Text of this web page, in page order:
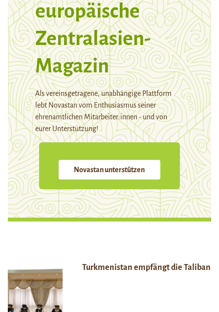
europäische
Zentralasien-
Magazin
Als vereinsgetragene, unabhängige Plattform
lebt Novastan vom Enthusiasmus seiner
ehrenamtlichen Mitarbeiter:innen - und von
eurer Unterstützung!
Novastan unterstützen
Turkmenistan empfängt die Taliban